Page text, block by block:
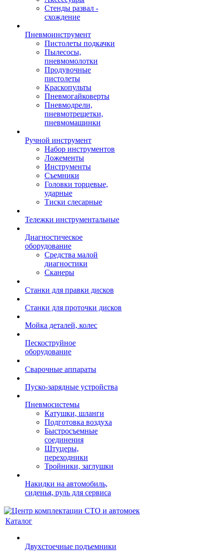
Стенды развал -
схождение
Пневмоинструмент
Пистолеты подкачки
Пылесосы,
пневмомолотки
Продувочные
пистолеты
Краскопульты
Пневмогайковерты
Пневмодрели,
пневмотрещетки,
пневмомашинки
Ручной инструмент
Набор инструментов
Ложементы
Инструменты
Съемники
Головки торцевые,
ударные
Тиски слесарные
Тележки инструментальные
Диагностическое
оборудование
Средства малой
диагностики
Сканеры
Станки для правки дисков
Станки для проточки дисков
Мойка деталей, колес
Пескоструйное
оборудование
Сварочные аппараты
Пуско-зарядные устройства
Пневмосистемы
Катушки, шланги
Подготовка воздуха
Быстросъемные
соединения
Штуцеры,
переходники
Тройники, заглушки
Накидки на автомобиль,
сиденья, руль для сервиса
Каталог
Двухстоечные подъемники